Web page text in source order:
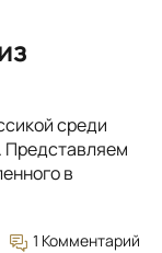
среди
Представляем
в
1 Комментарий